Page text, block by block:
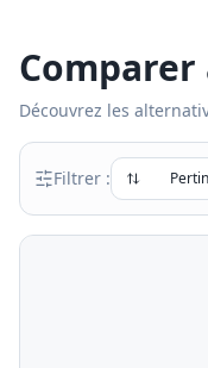
Comparer
Découvrez les
Filtrer :